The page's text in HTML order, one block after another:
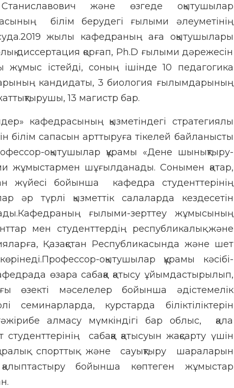
және өзгеде оқытушылар
білім берудегі ғылыми әлеуметінің
жылы кафедраның аға оқытушылары
диссертация қорғап, Ph.D ғылыми дәрежесін
жұмыс істейді, соның ішінде 10 педагогика
кандидаты, 3 биология ғылымдарының
13 магистр бар.
кафедрасының қызметіндегі стратегиялық
білім сапасын арттыруға тікелей байланысты
оқытушылар құрамы «Дене шынықтыру-
жұмыстармен шұғылданады. Сонымен қатар,
жүйесі бойынша кафедра студенттерінің
түрлі қызметтік салаларда кездесетін
ғылыми-зерттеу жұмысының
мен студенттердің республикалық және
Қазақстан Республикасында және шет
оқытушылар құрамы кәсібі-
өзара сабаққа қатысу ұйымдастырылып,
өзекті мәселелер бойынша әдістемелік
семинарларда, курстарда біліктіліктерін
алмасу мүмкіндігі бар облыс, қала
сабаққа қатысуын жақсарту үшін
спорттық және сауықтыру шараларын
бойынша көптеген жұмыстар